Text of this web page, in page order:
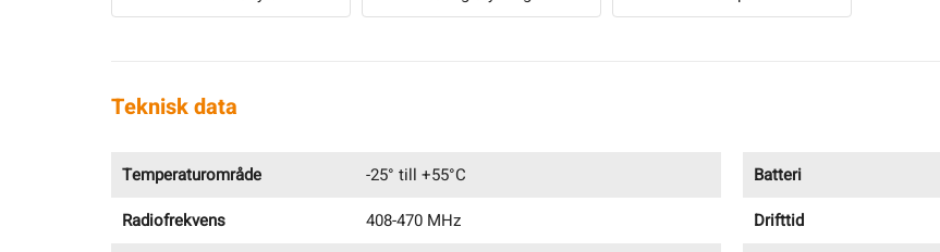
Teknisk data
Temperaturområde
-25° till +55°C
Radiofrekvens
408-470 MHz
Batteri
Drifttid